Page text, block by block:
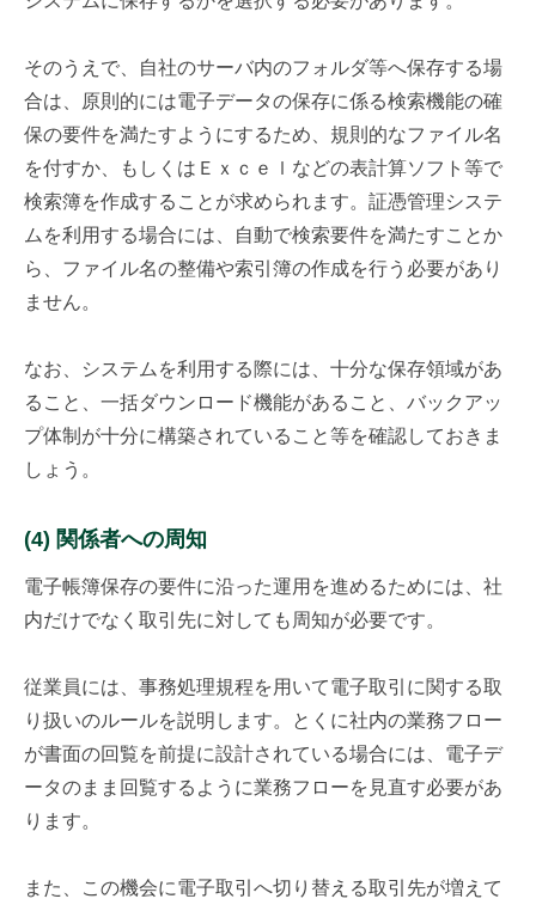
そのうえで、自社のサーバ内のフォルダ等へ保存する場
合は、原則的には電子データの保存に係る検索機能の確
保の要件を満たすようにするため、規則的なファイル名
を付すか、もしくはＥｘｃｅｌなどの表計算ソフト等で
検索簿を作成することが求められます。証憑管理システ
ムを利用する場合には、自動で検索要件を満たすことか
ら、ファイル名の整備や索引簿の作成を行う必要があり
ません。
なお、システムを利用する際には、十分な保存領域があ
ること、一括ダウンロード機能があること、バックアッ
プ体制が十分に構築されていること等を確認しておきま
しょう。
(4) 関係者への周知
電子帳簿保存の要件に沿った運用を進めるためには、社
内だけでなく取引先に対しても周知が必要です。
従業員には、事務処理規程を用いて電子取引に関する取
り扱いのルールを説明します。とくに社内の業務フロー
が書面の回覧を前提に設計されている場合には、電子デ
ータのまま回覧するように業務フローを見直す必要があ
ります。
また、この機会に電子取引へ切り替える取引先が増えて